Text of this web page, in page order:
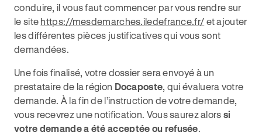
conduire, il vous faut commencer par vous rendre sur
le site https://mesdemarches.iledefrance.fr/ et ajouter
les différentes pièces justificatives qui vous sont
demandées.
Une fois finalisé, votre dossier sera envoyé à un
prestataire de la région Docaposte, qui évaluera votre
demande. À la fin de l’instruction de votre demande,
vous recevrez une notification. Vous saurez alors si
votre demande a été acceptée ou refusée.